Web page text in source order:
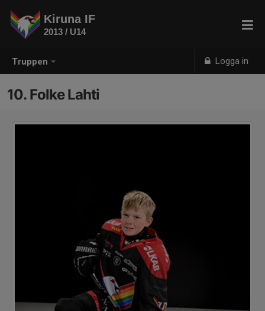
Truppen Logga in
Kiruna IF
2013 / U14
10. Folke Lahti